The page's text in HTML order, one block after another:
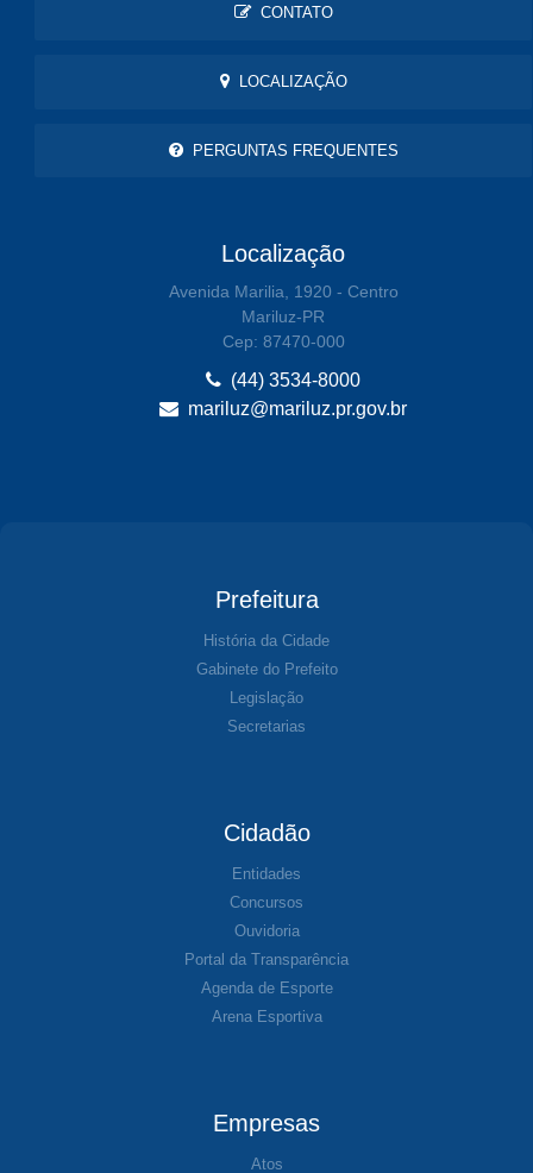
CONTATO
LOCALIZAÇÃO
PERGUNTAS FREQUENTES
Localização
Avenida Marilia, 1920 - Centro
Mariluz-PR
Cep: 87470-000
(44) 3534-8000
mariluz@mariluz.pr.gov.br
Prefeitura
História da Cidade
Gabinete do Prefeito
Legislação
Secretarias
Cidadão
Entidades
Concursos
Ouvidoria
Portal da Transparência
Agenda de Esporte
Arena Esportiva
Empresas
Atos